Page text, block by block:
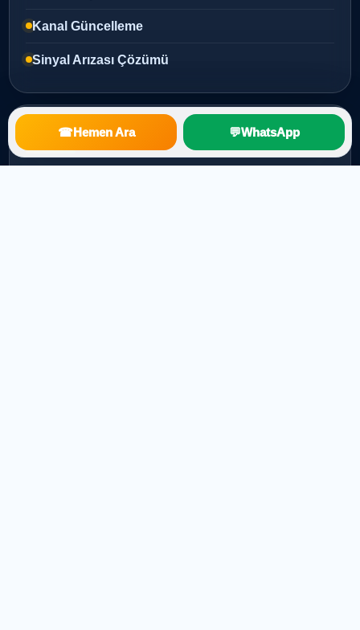
Kanal Güncelleme
Sinyal Arızası Çözümü
Kurumsal
☎Hemen Ara 💬WhatsApp